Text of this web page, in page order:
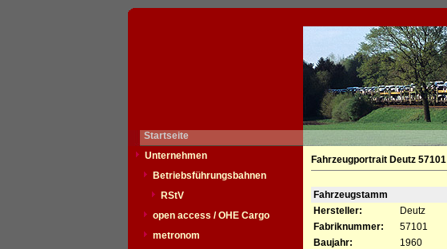
Startseite
Unternehmen
Betriebsführungsbahnen
RStV
open access / OHE Cargo
metronom
Fahrzeugportrait Deutz 57101
Fahrzeugstamm
Hersteller:
Deutz
Fabriknummer:
57101
Baujahr:
1960